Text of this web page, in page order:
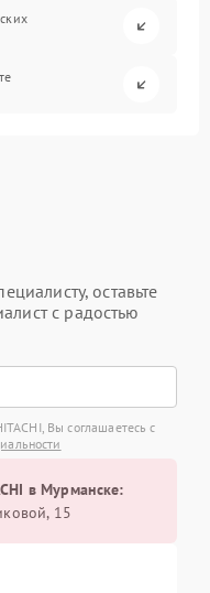
оставьте
с радостью
Вы соглашаетесь с
в Мурманске:
15